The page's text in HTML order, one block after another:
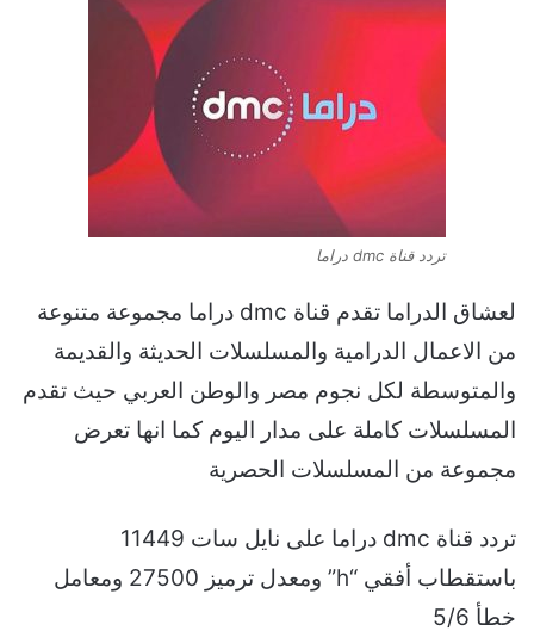
تردد قناة dmc دراما
لعشاق الدراما تقدم قناة dmc دراما مجموعة متنوعة
من الاعمال الدرامية والمسلسلات الحديثة والقديمة
والمتوسطة لكل نجوم مصر والوطن العربي حيث تقدم
المسلسلات كاملة على مدار اليوم كما انها تعرض
مجموعة من المسلسلات الحصرية
تردد قناة dmc دراما على نايل سات 11449
باستقطاب أفقي “h” ومعدل ترميز 27500 ومعامل
خطأ 5/6